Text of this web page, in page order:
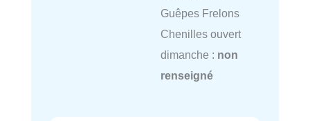
Guêpes Frelons
Chenilles ouvert
dimanche : non
renseigné